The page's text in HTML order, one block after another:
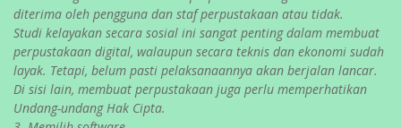
diterima oleh pengguna dan staf perpustakaan atau tidak.
Studi kelayakan secara sosial ini sangat penting dalam membuat
perpustakaan digital, walaupun secara teknis dan ekonomi sudah
layak. Tetapi, belum pasti pelaksanaannya akan berjalan lancar.
Di sisi lain, membuat perpustakaan juga perlu memperhatikan
Undang-undang Hak Cipta.